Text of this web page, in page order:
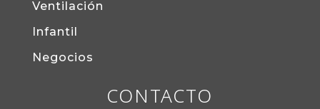
Ventilación
Infantil
Negocios
CONTACTO